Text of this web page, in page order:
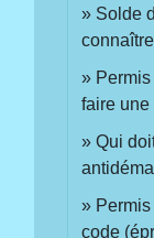
Solde
faire
Qui
code